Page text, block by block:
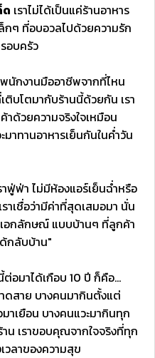
ด เราไม่ได้เป็นแค่ร้านอาหาร
กๆ ที่อบอวลไปด้วยความรัก
อบครัว
นักงานมืออาชีพจากที่ไหน
บโตมากับร้านนี้ด้วยกัน เรา
าด้วยความจริงใจเหมือน
าทานอาหารเย็นกันในค่ำวัน
ฟู่ฟ่า ไม่มีห้องแอร์เย็นฉ่ำหรือ
าเชื่อว่ามีค่าที่สุดเสมอมา นั่น
อกลักษณ์ แบบบ้านๆ ที่ลูกค้า
กลับบ้าน"
ต่อมาได้เกือบ 10 ปี ก็คือ…
ดสาย บางคนมากินตั้งแต่
าเยือน บางคนแวะมากินทุก
น เราขอบคุณจากใจจริงที่ทุก
วลาของความสุข